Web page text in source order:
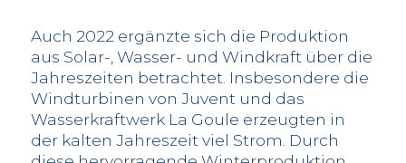
Auch 2022 ergänzte sich die Produktion
aus Solar-, Wasser- und Windkraft über die
Jahreszeiten betrachtet. Insbesondere die
Windturbinen von Juvent und das
Wasserkraftwerk La Goule erzeugten in
der kalten Jahreszeit viel Strom. Durch